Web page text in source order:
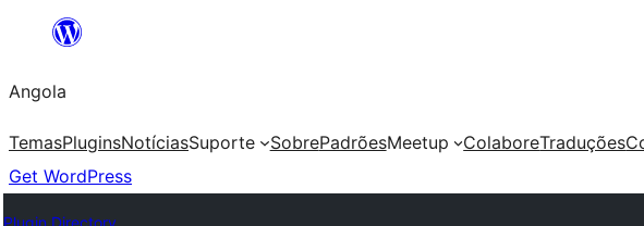
Saltar
o
conteúdo
Angola
TemasPluginsNotíciasSuporte SobrePadrõesMeetup ColaboreTraduções
Get WordPress
Plugin Directory